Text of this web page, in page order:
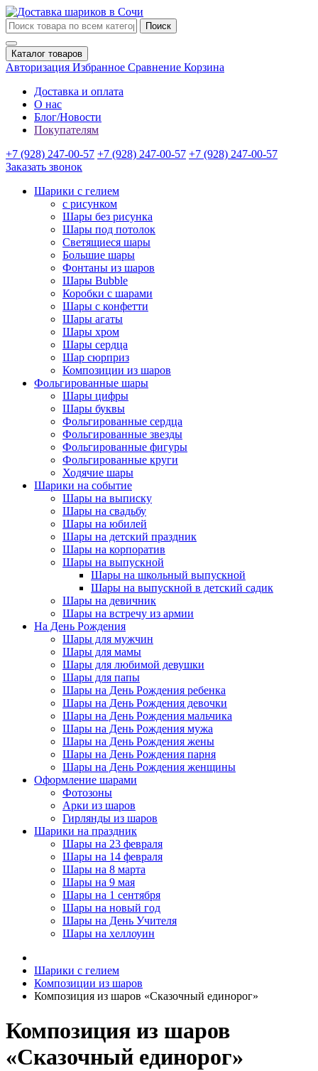
Поиск
Каталог товаров
Авторизация Избранное Сравнение Корзина
Доставка и оплата
О нас
Блог/Новости
Покупателям
+7 (928) 247-00-57 +7 (928) 247-00-57 +7 (928) 247-00-57
Заказать звонок
Шарики с гелием
с рисунком
Шары без рисунка
Шары под потолок
Светящиеся шары
Большие шары
Фонтаны из шаров
Шары Bubble
Коробки с шарами
Шары с конфетти
Шары агаты
Шары хром
Шары сердца
Шар сюрприз
Композиции из шаров
Фольгированные шары
Шары цифры
Шары буквы
Фольгированные сердца
Фольгированные звезды
Фольгированные фигуры
Фольгированные круги
Ходячие шары
Шарики на событие
Шары на выписку
Шары на свадьбу
Шары на юбилей
Шары на детский праздник
Шары на корпоратив
Шары на выпускной
Шары на школьный выпускной
Шары на выпускной в детский садик
Шары на девичник
Шары на встречу из армии
На День Рождения
Шары для мужчин
Шары для мамы
Шары для любимой девушки
Шары для папы
Шары на День Рождения ребенка
Шары на День Рождения девочки
Шары на День Рождения мальчика
Шары на День Рождения мужа
Шары на День Рождения жены
Шары на День Рождения парня
Шары на День Рождения женщины
Оформление шарами
Фотозоны
Арки из шаров
Гирлянды из шаров
Шарики на праздник
Шары на 23 февраля
Шары на 14 февраля
Шары на 8 марта
Шары на 9 мая
Шары на 1 сентября
Шары на новый год
Шары на День Учителя
Шары на хеллоуин
Шарики с гелием
Композиции из шаров
Композиция из шаров «Сказочный единорог»
Композиция из шаров
«Сказочный единорог»